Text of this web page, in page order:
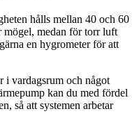
hålls mellan 40 och 60
medan för torr luft
en hygrometer för att
i vardagsrum och något
kan du med fördel
så att systemen arbetar